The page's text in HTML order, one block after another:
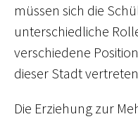
müssen sich die
unterschiedliche
verschiedene
dieser Stadt
Die Erziehung zur